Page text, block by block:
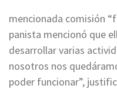
mencionada comisión
panista mencionó que
desarrollar varias
nosotros nos
poder funcionar”,